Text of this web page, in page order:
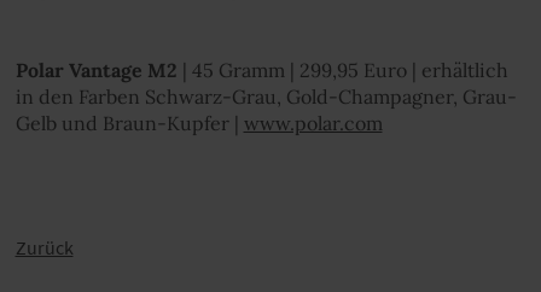
Polar Vantage M2 | 45 Gramm | 299,95 Euro | erhältlich
in den Farben Schwarz-Grau, Gold-Champagner, Grau-
Gelb und Braun-Kupfer | www.polar.com
Zurück